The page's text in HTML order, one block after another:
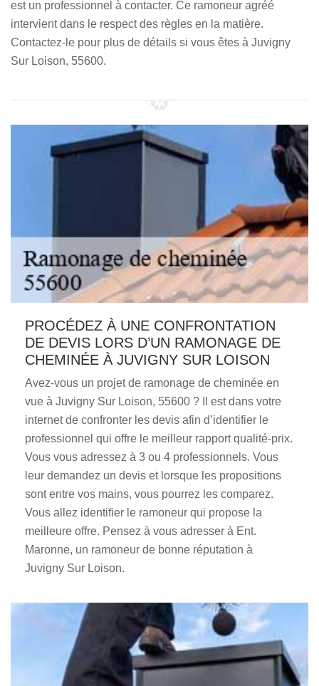
est un professionnel à contacter. Ce ramoneur agréé
intervient dans le respect des règles en la matière.
Contactez-le pour plus de détails si vous êtes à Juvigny
Sur Loison, 55600.
PROCÉDEZ À UNE CONFRONTATION
DE DEVIS LORS D’UN RAMONAGE DE
CHEMINÉE À JUVIGNY SUR LOISON
Avez-vous un projet de ramonage de cheminée en
vue à Juvigny Sur Loison, 55600 ? Il est dans votre
internet de confronter les devis afin d’identifier le
professionnel qui offre le meilleur rapport qualité-prix.
Vous vous adressez à 3 ou 4 professionnels. Vous
leur demandez un devis et lorsque les propositions
sont entre vos mains, vous pourrez les comparez.
Vous allez identifier le ramoneur qui propose la
meilleure offre. Pensez à vous adresser à Ent.
Maronne, un ramoneur de bonne réputation à
Juvigny Sur Loison.